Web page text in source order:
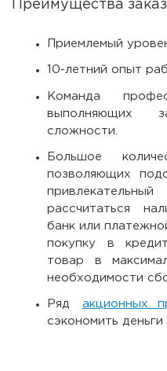
Преимущества
Приемлемый
10-летний опыт
Команда
выполняющих
сложности.
Большое
позволяющих
рассчитаться
банк или
покупку в
товар в
необходимости
Ряд акционных
сэкономить деньги